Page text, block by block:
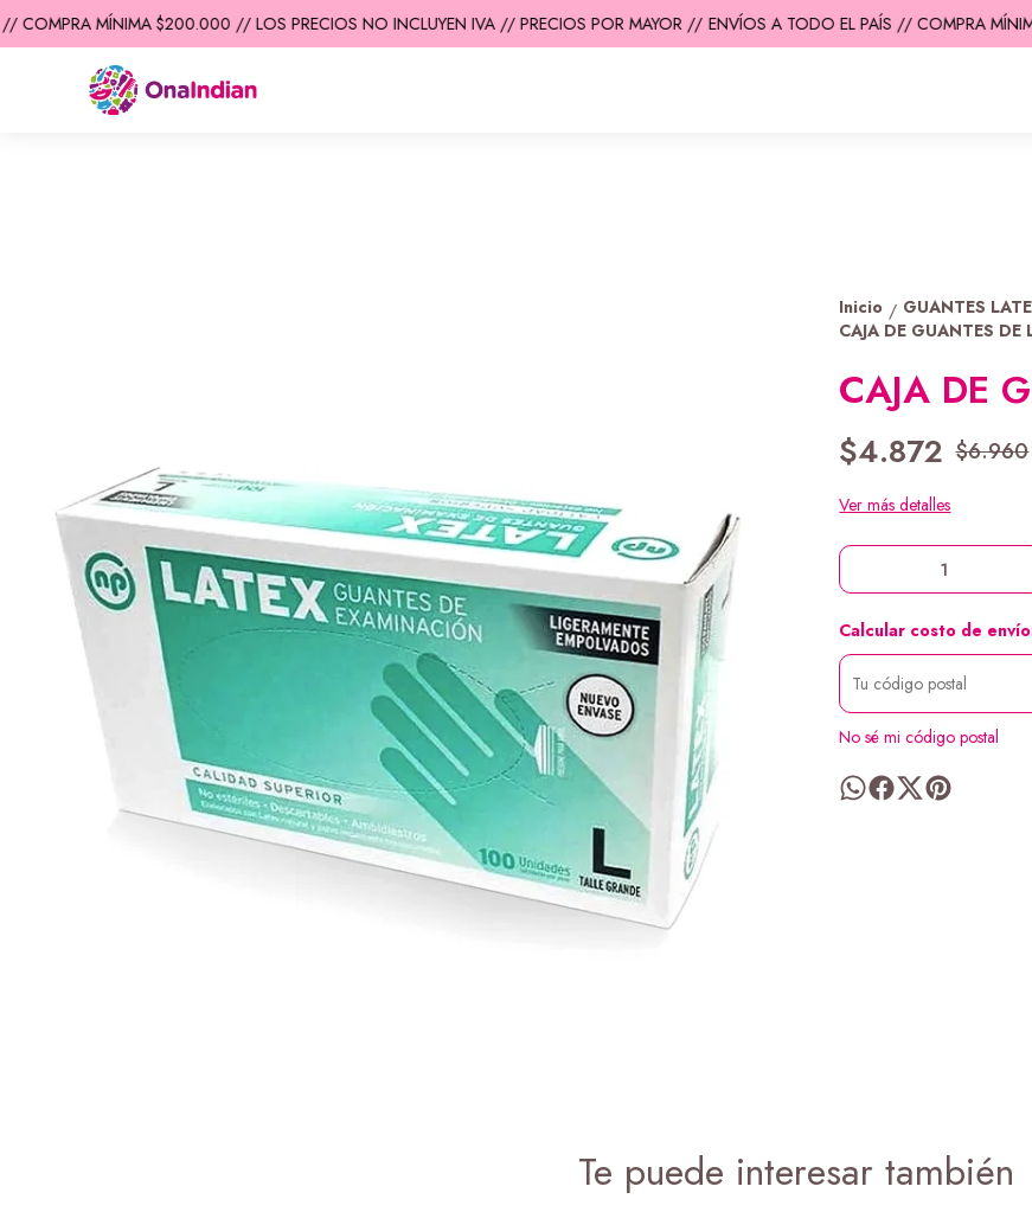
MÍNIMA $200.000 // LOS PRECIOS NO INCLUYEN IVA // PRECIOS POR MAYOR // ENVÍOS A TODO EL PAÍS // COMPRA
Inicio / GUANTES
CAJA DE GUANTES
CAJA DE
$4.872 $6.960
Ver más detalles
Calcular costo de
No sé mi código postal
Te puede interesar también